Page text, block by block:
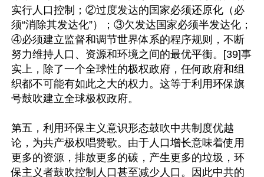
实行人口控制；②过度发达的国家必须还原化（必
须“消除其发达化”）；③欠发达国家必须半发达化；
④必须建立监督和调节世界体系的程序规则，不断
努力维持人口、资源和环境之间的最优平衡。[39]事
实上，除了一个全球性的极权政府，任何政府和组
织都不可能有如此之大的权力。这等于利用环保旗
号鼓吹建立全球极权政府。
第五，利用环保主义意识形态鼓吹中共制度优越
论，为共产极权唱赞歌。由于人口增长意味着使用
更多的资源，排放更多的碳，产生更多的垃圾，环
保主义者鼓吹控制人口甚至减少人口。因此中共的